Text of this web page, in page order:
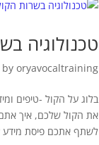
טכנולוגיה
by oryavocaltraining
בלוג על הקול -טיפים
את הקול שלכם, איך אתם
לשתף אתכם פיסת מידע